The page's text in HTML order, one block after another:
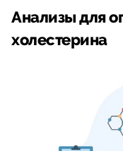
Анализы для
холестерина